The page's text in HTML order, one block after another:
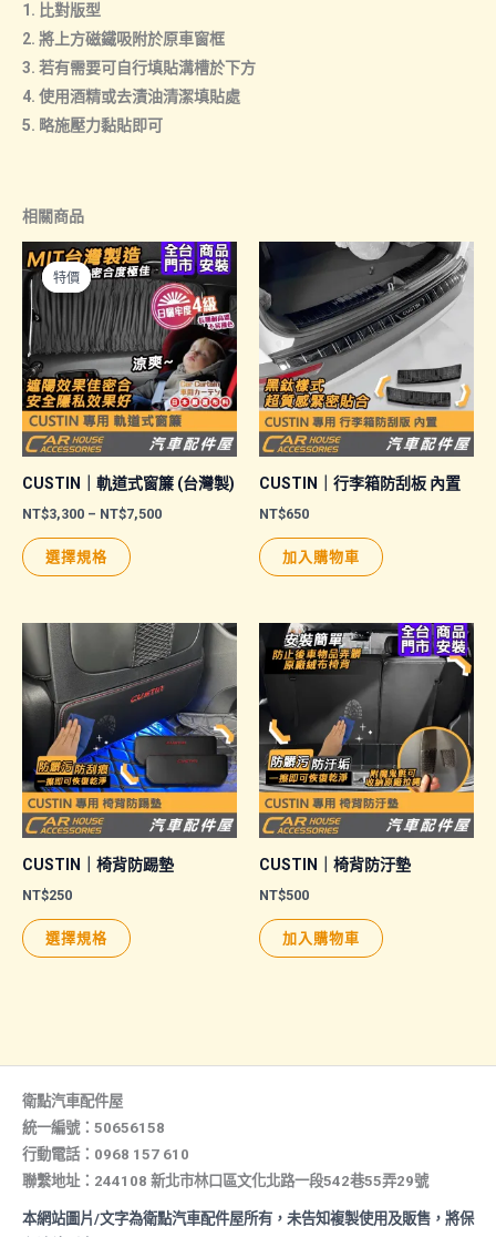
1. 比對版型
2. 將上方磁鐵吸附於原車窗框
3. 若有需要可自行填貼溝槽於下方
4. 使用酒精或去漬油清潔填貼處
5. 略施壓力黏貼即可
相關商品
特價
特價
CUSTIN｜軌道式窗簾 (台灣製)
NT$3,300 – NT$7,500價
NT$7,500
選擇規格
有
多
種
式。
可
在
品
選
CUSTIN｜行李箱防刮板 內置
NT$650
加入購物車
CUSTIN｜椅背防踢墊
NT$250
選擇規格
種
式。
可
在
產
CUSTIN｜椅背防汙墊
NT$500
加入購物車
衛點汽車配件屋
統一編號：50656158
行動電話：0968 157 610
聯繫地址：244108 新北市林口區文化北路一段542巷55弄29號
本網站圖片/文字為衛點汽車配件屋所有，未告知複製使用及販售，將保